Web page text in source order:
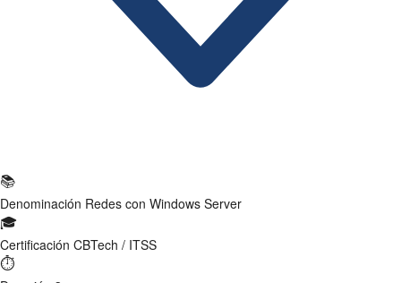
📚
Denominación Redes con Windows Server
🎓
Certificación CBTech / ITSS
⏱